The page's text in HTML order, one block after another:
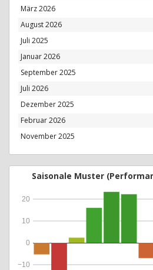
März 2026
August 2026
Juli 2025
Januar 2026
September 2025
Juli 2026
Dezember 2025
Februar 2026
November 2025
Saisonale Muster
−10
0
10
20